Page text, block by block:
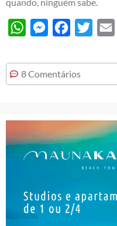
WhatsAppMessengerFacebook
Twitter
8 Comentários